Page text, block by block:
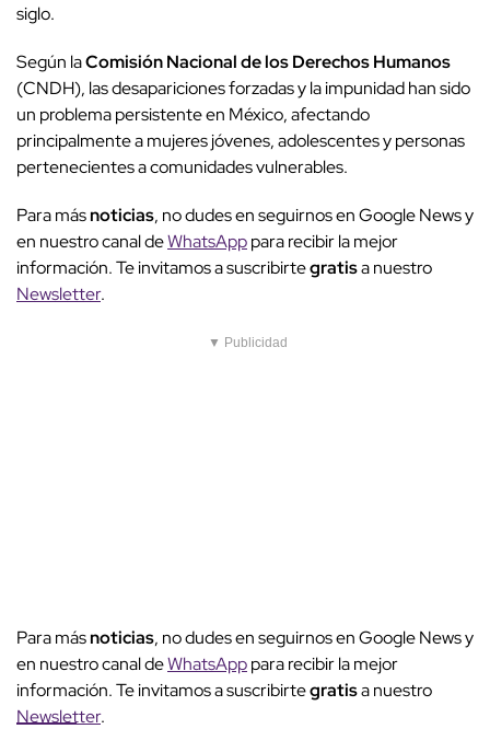
siglo.
Según laComisión Nacional de los Derechos Humanos
(CNDH), las desapariciones forzadas y la impunidad han sido
un problema persistente en México, afectando
principalmente a mujeres jóvenes, adolescentes y personas
pertenecientes a comunidades vulnerables.
Para másnoticias, no dudes en seguirnos en Google News y
en nuestro canal deWhatsApppara recibir la mejor
información. Te invitamos a suscribirtegratisa nuestro
Newsletter.
▼ Publicidad
Para másnoticias, no dudes en seguirnos en Google News y
en nuestro canal deWhatsApppara recibir la mejor
información. Te invitamos a suscribirtegratisa nuestro
Newsletter.